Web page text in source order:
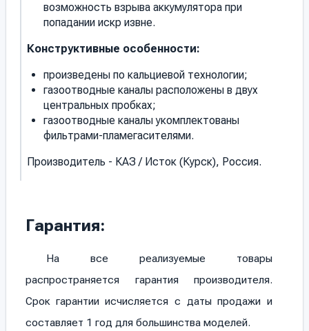
возможность взрыва аккумулятора при
попадании искр извне.
Конструктивные особенности:
произведены по кальциевой технологии;
газоотводные каналы расположены в двух
центральных пробках;
газоотводные каналы укомплектованы
фильтрами-пламегасителями.
Производитель - КАЗ / Исток (Курск), Россия.
Гарантия:
На все реализуемые товары
распространяется гарантия производителя.
Срок гарантии исчисляется с даты продажи и
составляет 1 год для большинства моделей.